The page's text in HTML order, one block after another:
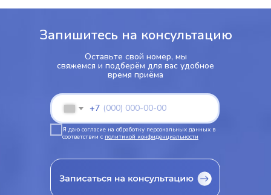
Запишитесь на консультацию
Оставьте свой номер, мы
свяжемся и подберём для вас удобное
время приёма
+7
Я даю согласие на обработку персональных данных в
соответствии с политикой конфиденциальности